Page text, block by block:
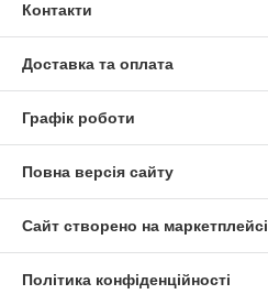
Контакти
Доставка та оплата
Графік роботи
Повна версія сайту
Сайт створено на маркетплейсі
Політика конфіденційності